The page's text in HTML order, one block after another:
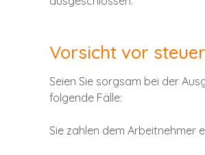
Vorsicht vor
Seien Sie sorgsam bei der
folgende Fälle:
Sie zahlen dem Arbeitnehmer